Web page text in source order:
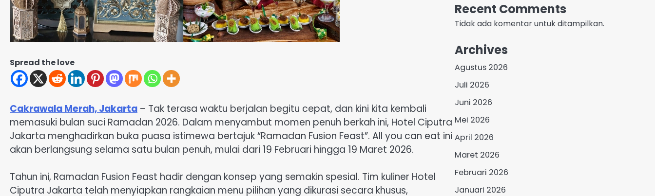
Spread the love
Cakrawala Merah, Jakarta – Tak terasa waktu berjalan begitu cepat, dan kini kita kembali
memasuki bulan suci Ramadan 2026. Dalam menyambut momen penuh berkah ini, Hotel Ciputra
Jakarta menghadirkan buka puasa istimewa bertajuk “Ramadan Fusion Feast”. All you can eat ini
akan berlangsung selama satu bulan penuh, mulai dari 19 Februari hingga 19 Maret 2026.
Tahun ini, Ramadan Fusion Feast hadir dengan konsep yang semakin spesial. Tim kuliner Hotel
Ciputra Jakarta telah menyiapkan rangkaian menu pilihan yang dikurasi secara khusus,
Recent Comments
Tidak ada komentar untuk ditampilkan.
Archives
Agustus 2026
Juli 2026
Juni 2026
Mei 2026
April 2026
Maret 2026
Februari 2026
Januari 2026